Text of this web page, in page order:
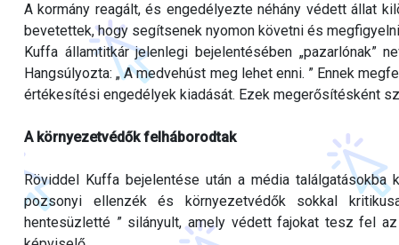
A kormány reagált, és engedélyezte néhány védett állat
bevetettek, hogy segítsenek nyomon követni és
Kuffa államtitkár jelenlegi bejelentésében „pazarlónak”
Hangsúlyozta: „ A medvehúst meg lehet enni. ” Ennek
értékesítési engedélyek kiadását. Ezek megerősítésként
A környezetvédők felháborodtak
Röviddel Kuffa bejelentése után a média találgatásokba
pozsonyi ellenzék és környezetvédők sokkal
hentesüzletté ” silányult, amely védett fajokat tesz fel